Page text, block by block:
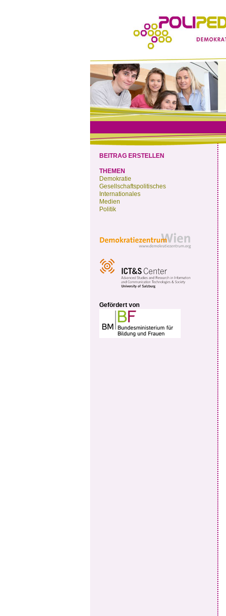
BEITRAG ERSTELLEN
THEMEN
Demokratie
Gesellschaftspolitisches
Internationales
Medien
Politik
Gefördert von